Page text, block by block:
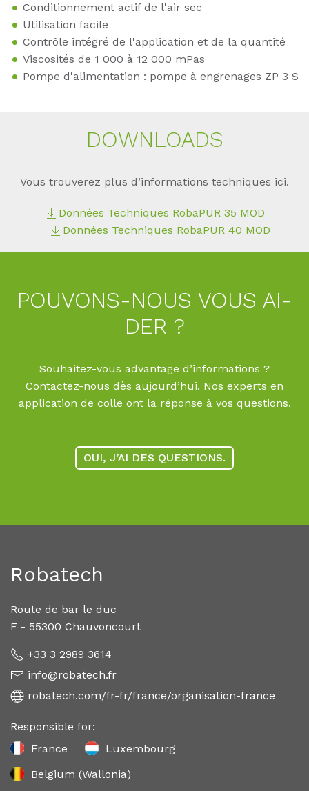
Conditionnement actif de l'air sec
Utilisation facile
Contrôle intégré de l'application et de la quantité
Viscosités de 1 000 à 12 000 mPas
Pompe d'alimentation : pompe à engrenages ZP 3 S
DOWN­LOADS
Vous trouverez plus d’informations techniques ici.
Données Techniques RobaPUR 35 MOD
Données Techniques RobaPUR 40 MOD
POU­VONS-NOUS VOUS AI­
DER ?
Souhaitez-vous advantage d’informations ?
Contactez-nous dès aujourd’hui. Nos experts en
application de colle ont la réponse à vos questions.
OUI, J’AI DES QUESTIONS.
Robatech
Route de bar le duc
F - 55300 Chauvoncourt
+33 3 2989 3614
info@robatech.fr
robatech.com/fr-fr/france/organisation-france
Responsible for:
France
Luxembourg
Belgium (Wallonia)